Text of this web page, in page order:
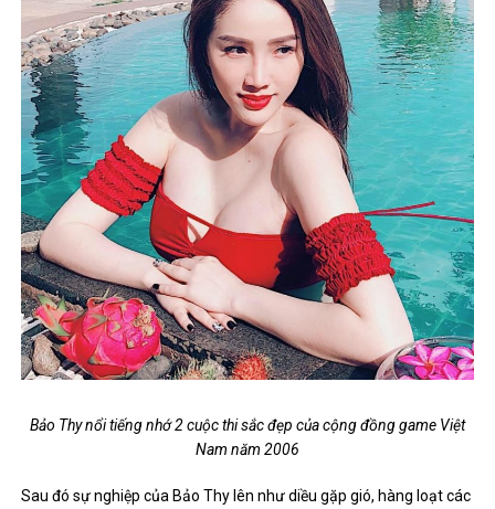
Bảo Thy nổi tiếng nhớ 2 cuộc thi sắc đẹp của cộng đồng game Việt
Nam năm 2006
Sau đó sự nghiệp của Bảo Thy lên như diều gặp gió, hàng loạt các